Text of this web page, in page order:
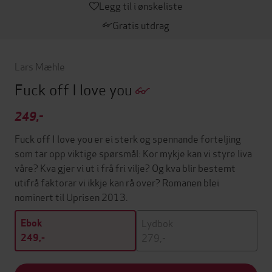
Legg til i ønskeliste
Gratis utdrag
Lars Mæhle
Fuck off I love you
249,-
Fuck off I love you er ei sterk og spennande forteljing
som tar opp viktige spørsmål: Kor mykje kan vi styre liva
våre? Kva gjer vi ut i frå fri vilje? Og kva blir bestemt
utifrå faktorar vi ikkje kan rå over? Romanen blei
nominert til Uprisen 2013.
Ebok
249,-
Lydbok
279,-